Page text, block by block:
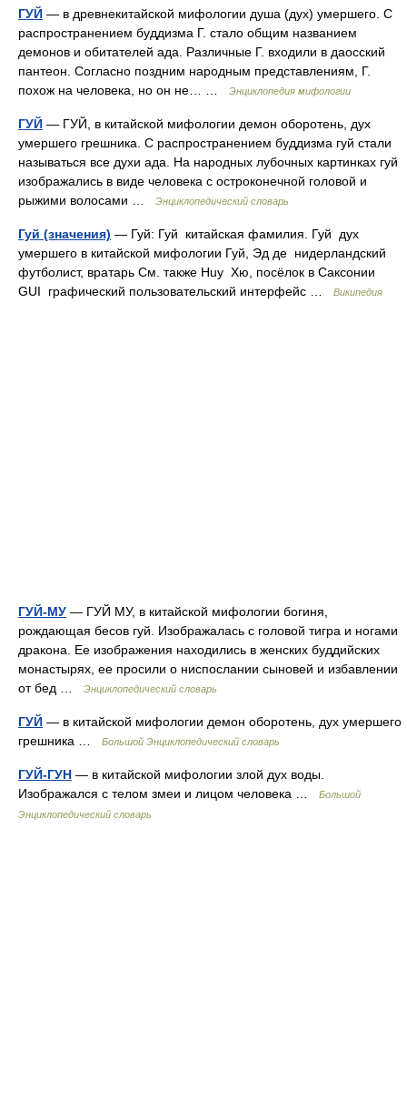
ГУЙ — в древнекитайской мифологии душа (дух) умершего. С
распространением буддизма Г. стало общим названием
демонов и обитателей ада. Различные Г. входили в даосский
пантеон. Согласно поздним народным представлениям, Г.
похож на человека, но он не… …
Энциклопедия мифологии
ГУЙ — ГУЙ, в китайской мифологии демон оборотень, дух
умершего грешника. С распространением буддизма гуй стали
называться все духи ада. На народных лубочных картинках гуй
изображались в виде человека с остроконечной головой и
рыжими волосами …
Энциклопедический словарь
Гуй (значения) — Гуй: Гуй китайская фамилия. Гуй дух
умершего в китайской мифологии Гуй, Эд де нидерландский
футболист, вратарь См. также Huy Хю, посёлок в Саксонии
GUI графический пользовательский интерфейс …
Википедия
ГУЙ-МУ — ГУЙ МУ, в китайской мифологии богиня,
рождающая бесов гуй. Изображалась с головой тигра и ногами
дракона. Ее изображения находились в женских буддийских
монастырях, ее просили о ниспослании сыновей и избавлении
от бед …
Энциклопедический словарь
ГУЙ — в китайской мифологии демон оборотень, дух умершего
грешника …
Большой Энциклопедический словарь
ГУЙ-ГУН — в китайской мифологии злой дух воды.
Изображался с телом змеи и лицом человека …
Большой
Энциклопедический словарь